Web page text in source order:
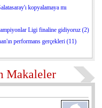
kopyalamaya mı
Ligi finaline gidiyoruz (2)
performans gerçekleri (11)
Makaleler